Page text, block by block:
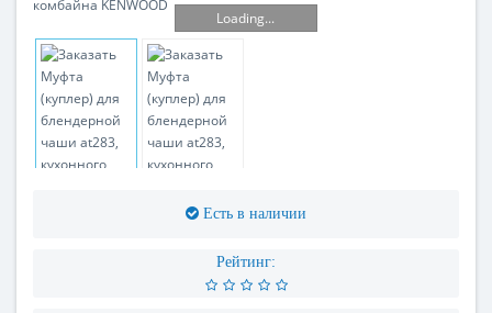
Loading...
Есть в наличии
Рейтинг: